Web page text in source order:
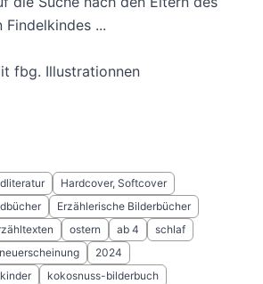
...
fbg. Illustrationnen
Hardcover, Softcover
Erzählerische Bilderbücher
ostern ab 4
schlaf
neuerscheinung
2024
kokosnuss-bilderbuch